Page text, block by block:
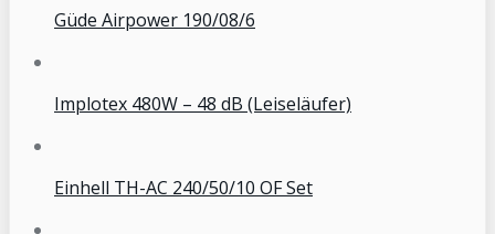
Güde Airpower 190/08/6
Implotex 480W – 48 dB (Leiseläufer)
Einhell TH-AC 240/50/10 OF Set